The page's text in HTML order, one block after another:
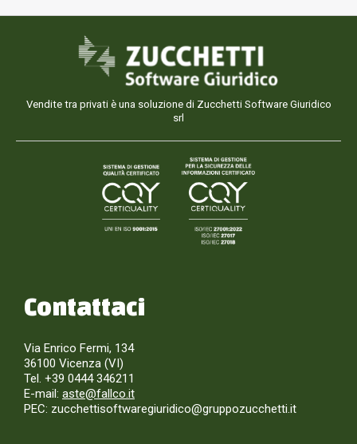
Vendite tra privati è una soluzione di Zucchetti Software Giuridico
srl
Contattaci
Via Enrico Fermi, 134
36100 Vicenza (VI)
Tel. +39 0444 346211
E-mail: aste@fallco.it
PEC: zucchettisoftwaregiuridico@gruppozucchetti.it